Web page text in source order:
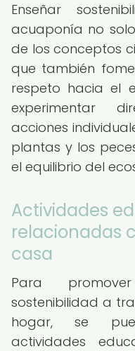
Enseñar
acuaponía no
de los conceptos
que también
respeto hacia el
experimentar
acciones
plantas y los
el equilibrio del
Actividades
relacionadas
casa
Para
sostenibilidad a
hogar, se
actividades